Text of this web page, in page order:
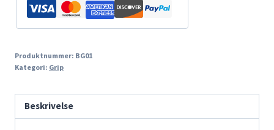
Produktnummer: BG01
Kategori: Grip
Beskrivelse